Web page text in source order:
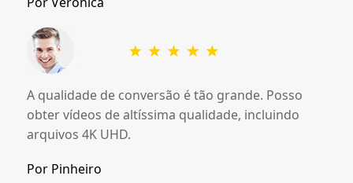
A qualidade de conversão é tão grande. Posso
obter vídeos de altíssima qualidade, incluindo
arquivos 4K UHD.
Por Pinheiro